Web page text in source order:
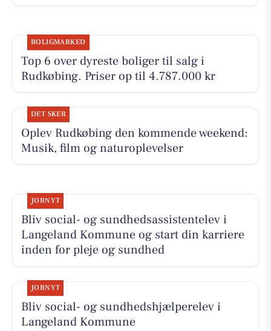
BOLIGMARKED
Top 6 over dyreste boliger til salg i
Rudkøbing. Priser op til 4.787.000 kr
DET SKER
Oplev Rudkøbing den kommende weekend:
Musik, film og naturoplevelser
JOBNYT
Bliv social- og sundhedsassistentelev i
Langeland Kommune og start din karriere
inden for pleje og sundhed
JOBNYT
Bliv social- og sundhedshjælperelev i
Langeland Kommune